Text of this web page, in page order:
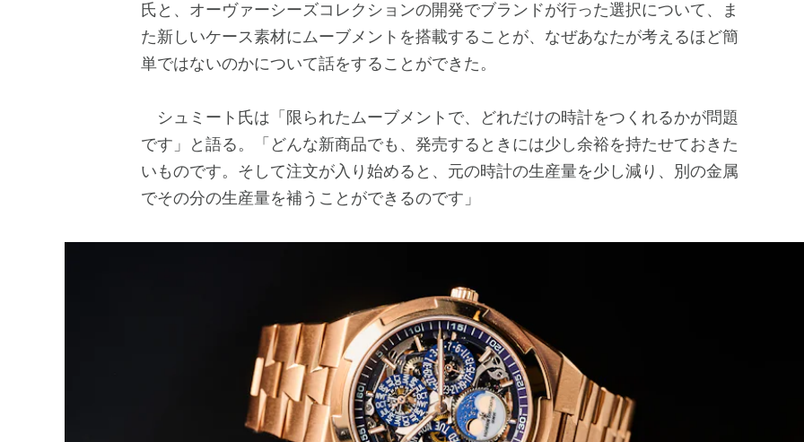
氏と、オーヴァーシーズコレクションの開発でブランドが行った選択について、ま
た新しいケース素材にムーブメントを搭載することが、なぜあなたが考えるほど簡
単ではないのかについて話をすることができた。
シュミート氏は「限られたムーブメントで、どれだけの時計をつくれるかが問題
です」と語る。「どんな新商品でも、発売するときには少し余裕を持たせておきた
いものです。そして注文が入り始めると、元の時計の生産量を少し減り、別の金属
でその分の生産量を補うことができるのです」